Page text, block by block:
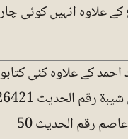
علاوہ انہیں کوئی
کے علاوہ کئی
رقم الحدیث 26421
رقم الحدیث 50